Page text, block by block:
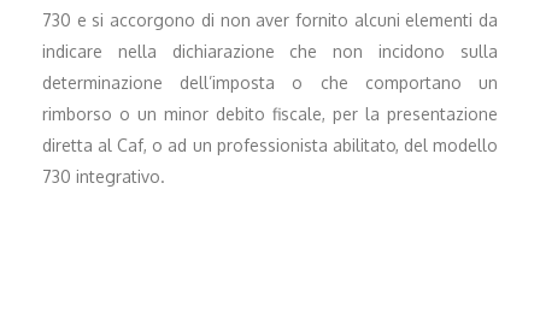
730 e si accorgono di non aver fornito alcuni elementi da
indicare nella dichiarazione che non incidono sulla
determinazione dell’imposta o che comportano un
rimborso o un minor debito fiscale, per la presentazione
diretta al Caf, o ad un professionista abilitato, del modello
730 integrativo.